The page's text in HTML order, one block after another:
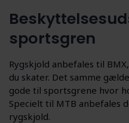
sportsgren
Rygskjold anbefales til
du skater. Det samme
gode til sportsgrene hvor
Specielt til MTB anbefales
rygskjold.